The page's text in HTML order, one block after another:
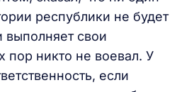
республики не будет
выполняет свои
пор никто не воевал. У
если